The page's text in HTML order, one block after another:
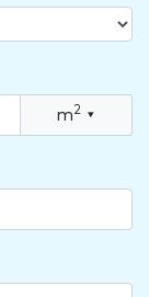
m2 ▾